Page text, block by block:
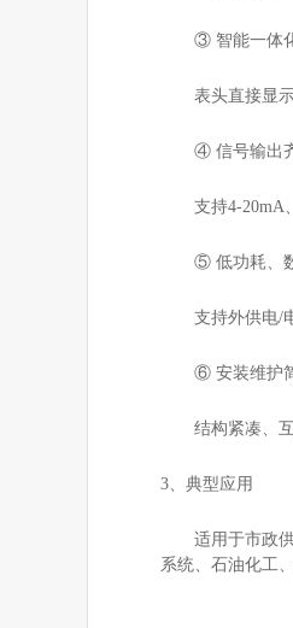
③ 智能一体
表头直接显
④ 信号输出
支持4-20mA
⑤ 低功耗、
支持外供电/
⑥ 安装维护
结构紧凑、
3、典型应用
适用于市政
系统、石油化工